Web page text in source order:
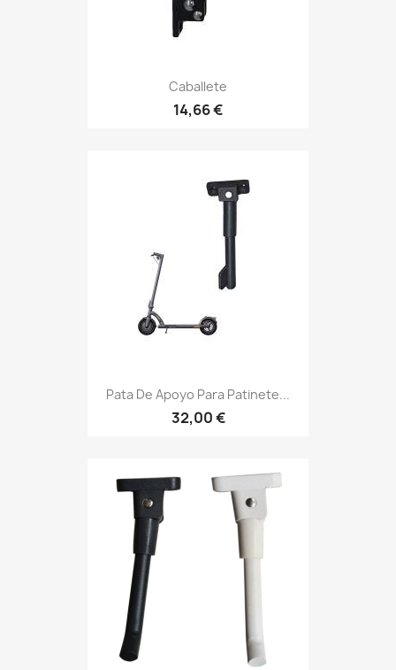
Caballete
14,66 €
Pata De Apoyo Para Patinete...
32,00 €